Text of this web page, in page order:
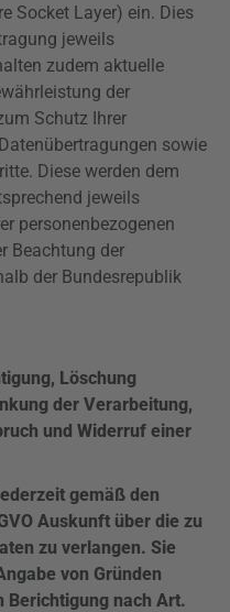
Socket Layer) ein. Dies
jeweils
zudem aktuelle
der
Schutz Ihrer
sowie
Diese werden dem
jeweils
personenbezogenen
Beachtung der
der Bundesrepublik
Löschung
der Verarbeitung,
und Widerruf einer
gemäß den
Auskunft über die zu
zu verlangen. Sie
von Gründen
Berichtigung nach Art.